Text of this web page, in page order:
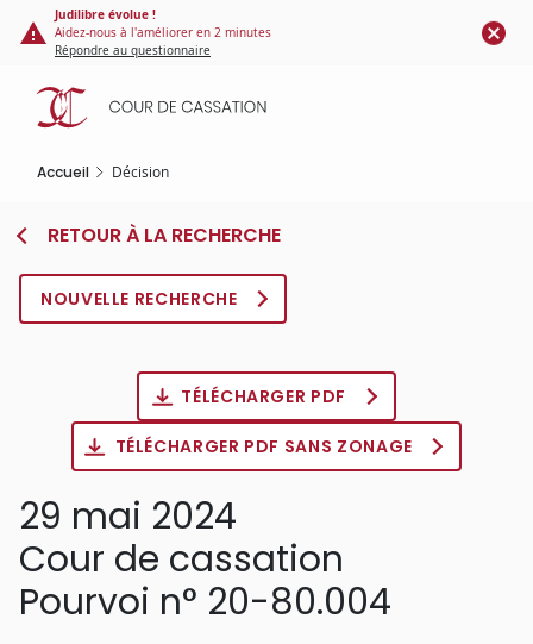
Panneau de gestion des cookies
contenu
principal
Judilibre évolue !
Aidez-nous à l'améliorer en 2 minutes
Répondre au questionnaire
Accueil Décision
RETOUR À LA RECHERCHE
NOUVELLE RECHERCHE
TÉLÉCHARGER PDF
TÉLÉCHARGER PDF SANS ZONAGE
29 mai 2024
Cour de cassation
Pourvoi n° 20-80.004